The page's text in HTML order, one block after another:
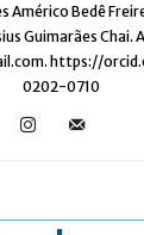
Bedê
Guimarães Chai.
https://
0202-0710